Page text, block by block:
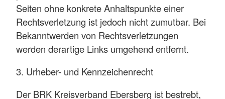
Seiten ohne konkrete Anhaltspunkte einer
Rechtsverletzung ist jedoch nicht zumutbar. Bei
Bekanntwerden von Rechtsverletzungen
werden derartige Links umgehend entfernt.
3. Urheber- und Kennzeichenrecht
Der BRK Kreisverband Ebersberg ist bestrebt,